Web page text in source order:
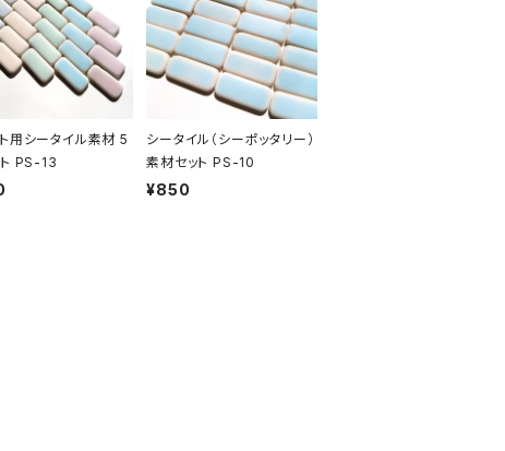
用シータイル素材 5
PS-13
シータイル（シーポッタリー）
素材セット PS-10
¥850